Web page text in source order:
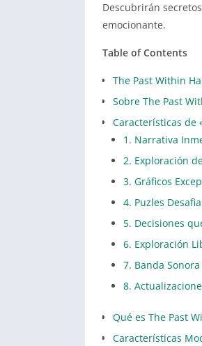
Descubrirán
emocionante.
Table of Contents
The Past Within
Sobre The Past
Características de
1. Narrativa
2. Exploración
3. Gráficos
4. Puzles
5. Decisiones
6. Exploración
7. Banda
8.
Qué es The Past
Características